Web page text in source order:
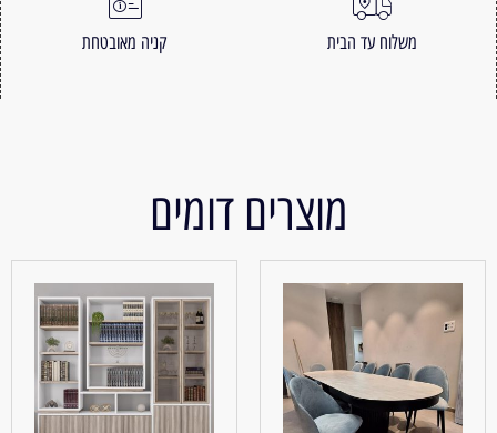
משלוח עד הבית קניה מאובטחת
מוצרים דומים